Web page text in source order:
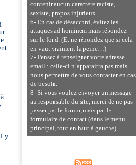
y
contenir aucun caractère raciste,
sexiste, propos injurieux…
6- En cas de désaccord, évitez les
attaques ad hominem mais répondez
sur le fond. (Et ne répondez que si cela
en vaut vraiment la peine…)
7- Pensez à renseigner votre adresse
email : celle-ci n’apparaitra pas mais
nous permettra de vous contacter en cas
de besoin.
8- Si vous voulez envoyer un message
au responsable du site, merci de ne pas
passer par le forum, mais par le
formulaire de contact (dans le menu
principal, tout en haut à gauche).